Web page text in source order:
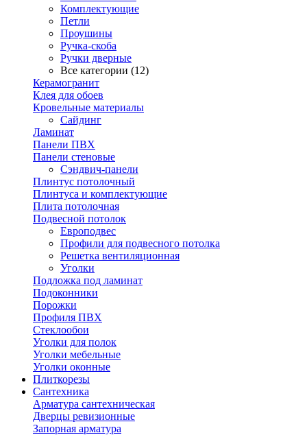
Комплектующие
Петли
Проушины
Ручка-скоба
Ручки дверные
Все категории (12)
Керамогранит
Клея для обоев
Кровельные материалы
Сайдинг
Ламинат
Панели ПВХ
Панели стеновые
Сэндвич-панели
Плинтус потолочный
Плинтуса и комплектующие
Плита потолочная
Подвесной потолок
Европодвес
Профили для подвесного потолка
Решетка вентиляционная
Уголки
Подложка под ламинат
Подоконники
Порожки
Профиля ПВХ
Стеклообои
Уголки для полок
Уголки мебельные
Уголки оконные
Плиткорезы
Сантехника
Арматура сантехническая
Дверцы ревизионные
Запорная арматура